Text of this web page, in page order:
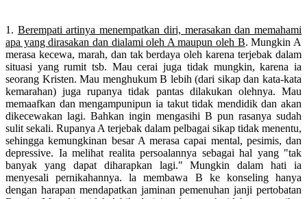
1. Berempati artinya menempatkan diri, merasakan dan memahami
apa yang dirasakan dan dialami oleh A maupun oleh B. Mungkin A
merasa kecewa, marah, dan tak berdaya oleh karena terjebak dalam
situasi yang rumit tsb. Mau cerai juga tidak mungkin, karena ia
seorang Kristen. Mau menghukum B lebih (dari sikap dan kata-kata
kemarahan) juga rupanya tidak pantas dilakukan olehnya. Mau
memaafkan dan mengampunipun ia takut tidak mendidik dan akan
dikecewakan lagi. Bahkan ingin mengasihi B pun rasanya sudah
sulit sekali. Rupanya A terjebak dalam pelbagai sikap tidak menentu,
sehingga kemungkinan besar A merasa capai mental, pesimis, dan
depressive. Ia melihat realita persoalannya sebagai hal yang "tak
banyak yang dapat diharapkan lagi." Mungkin dalam hati ia
menyesali pernikahannya. la membawa B ke konseling hanya
dengan harapan mendapatkan jaminan pemenuhan janji pertobatan